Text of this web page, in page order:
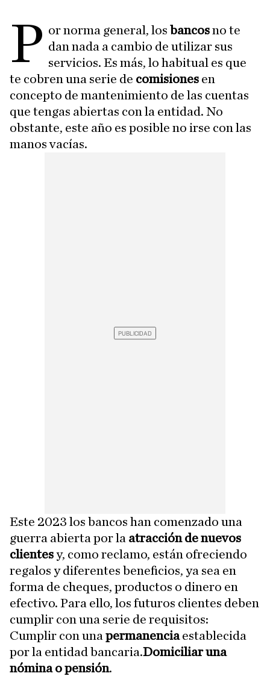
P or norma general, losbancosno te
dan nada a cambio de utilizar sus
servicios. Es más, lo habitual es que
te cobren una serie de comisiones en
concepto de mantenimiento de las cuentas
que tengas abiertas con la entidad. No
obstante, este año es posible no irse con las
manos vacías.
Este 2023 los bancos han comenzado una
guerra abierta por la atracción de nuevos
clientesy, como reclamo, están ofreciendo
regalos y diferentes beneficios, ya sea en
forma de cheques, productos o dinero en
efectivo. Para ello, los futuros clientes deben
cumplir con una serie de requisitos:
Cumplir con una permanenciaestablecida
por la entidad bancaria.Domiciliar una
nómina o pensión.